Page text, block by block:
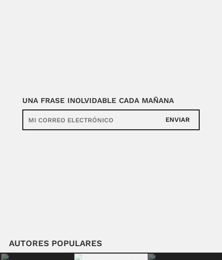
UNA FRASE INOLVIDABLE CADA MAÑANA
ENVIAR
AUTORES POPULARES